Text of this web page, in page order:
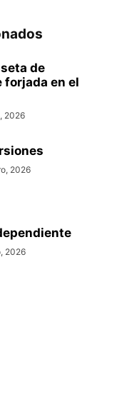
de
forjada en el
2026
2026
2026